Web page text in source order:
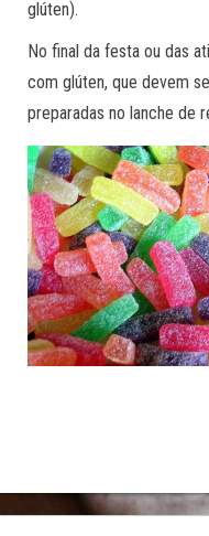
glúten).
No final da festa ou das
com glúten, que devem
preparadas no lanche de